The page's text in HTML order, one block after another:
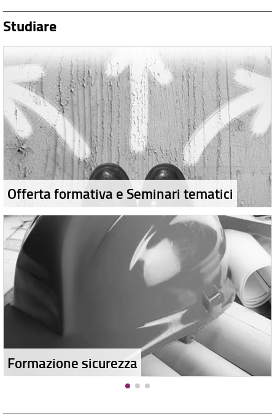
Studiare
Offerta formativa e Seminari tematici
Formazione sicurezza